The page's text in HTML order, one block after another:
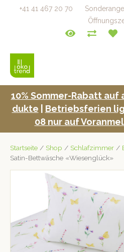
+41 41 467 20 70
10% Som­mer-Rabatt auf
duk­te
Betrieb­s­fe­rien
08 nur auf
Startseite / Shop / Schlafzimmer /
Satin-Bettwäsche «Wiesenglück»